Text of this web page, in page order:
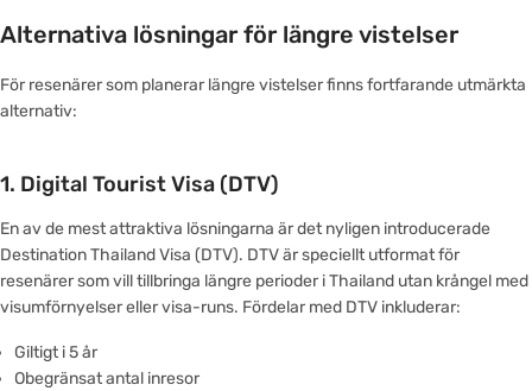
Alternativa lösningar för längre vistelser
För resenärer som planerar längre vistelser finns fortfarande utmärkta
alternativ:
1. Digital Tourist Visa (DTV)
En av de mest attraktiva lösningarna är det nyligen introducerade
Destination Thailand Visa (DTV). DTV är speciellt utformat för
resenärer som vill tillbringa längre perioder i Thailand utan krångel med
visumförnyelser eller visa-runs. Fördelar med DTV inkluderar:
Giltigt i 5 år
Obegränsat antal inresor